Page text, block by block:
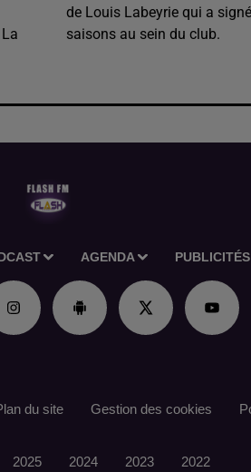
de Louis Labeyrie qui a
saisons au sein du club.
AGENDA PUBLICITÉS
du site Gestion des cookies
2025 2024 2023 2022